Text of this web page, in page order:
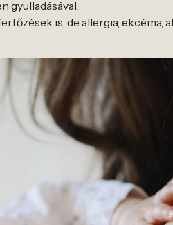
gyulladásával.
is, de allergia, ekcéma,